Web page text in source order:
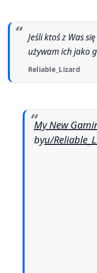
Jeśli ktoś z Was się zastanawiał. Tak, obecnie
używam ich jako
Reliable_Lizard
My New
byu/